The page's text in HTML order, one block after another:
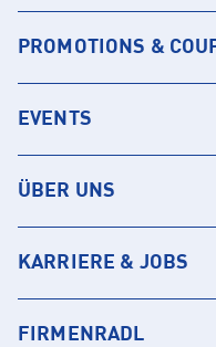
PROMOTIONS &
EVENTS
ÜBER UNS
KARRIERE & JOBS
FIRMENRADL